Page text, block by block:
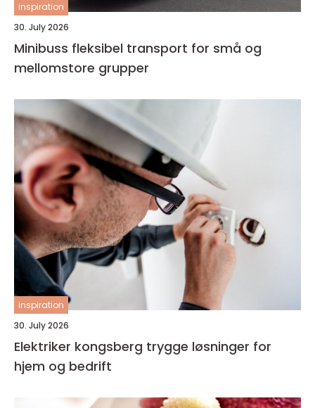
inspiration
30. July 2026
Minibuss fleksibel transport for små og
mellomstore grupper
inspiration
30. July 2026
Elektriker kongsberg trygge løsninger for
hjem og bedrift